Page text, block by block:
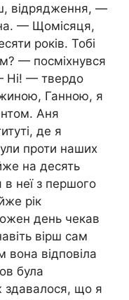
відрядження, —
— Щомісяця,
років. Тобі
— посміхнувся
Ні! — твердо
Ганною, я
Аня
де я
проти наших
на десять
в неї з першого
рік
день чекав
вірш сам
вона відповіла
була
здавалося, що я